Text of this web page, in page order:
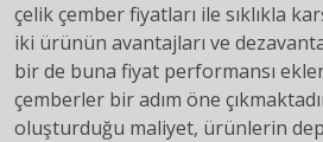
çelik çember fiyatları ile sıklıkla
iki ürünün avantajları ve
bir de buna fiyat performansı
çemberler bir adım öne
oluşturduğu maliyet, ürünlerin